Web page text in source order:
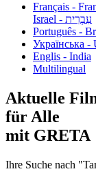
Français -
עִבְרִית - Israel
Português -
Українська -
Englis - India
Multilingual
Aktuelle
für Alle
mit GRETA
Ihre Suche nach